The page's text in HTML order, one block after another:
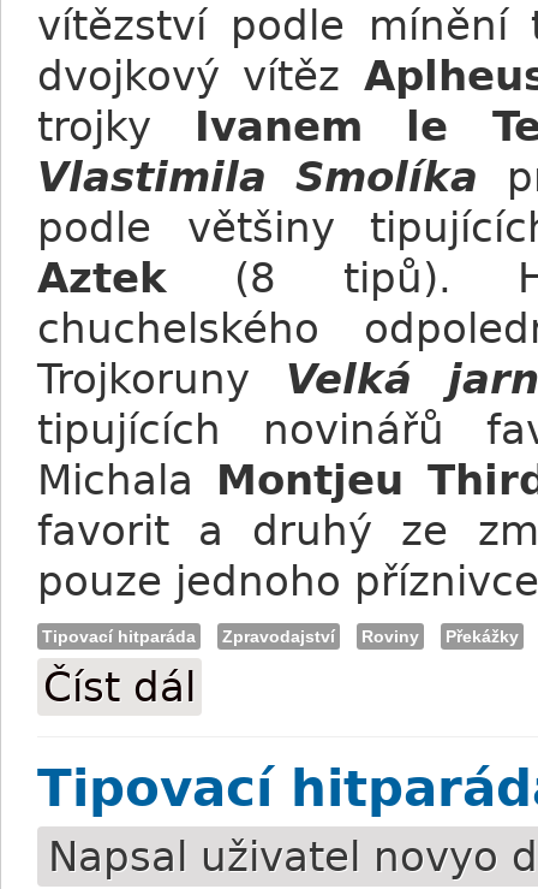
vítězství podle mínění
dvojkový vítěz
trojky Ivanem le
Vlastimila Smolíka
podle většiny
Aztek (8 tipů).
chuchelského
Trojkoruny Velká
tipujících novinářů
Michala Montjeu
favorit a druhý ze
pouze jednoho
Tipovací hitparáda Zpravodajství Roviny Překážky
Číst dál
Tipovací
Napsal uživatel novyo